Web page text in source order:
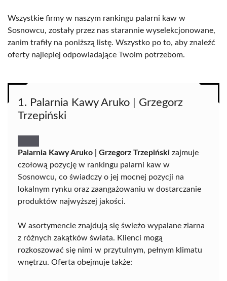
Wszystkie firmy w naszym rankingu palarni kaw w
Sosnowcu, zostały przez nas starannie wyselekcjonowane,
zanim trafiły na poniższą listę. Wszystko po to, aby znaleźć
oferty najlepiej odpowiadające Twoim potrzebom.
1. Palarnia Kawy Aruko | Grzegorz
Trzepiński
Palarnia Kawy Aruko | Grzegorz Trzepiński zajmuje
czołową pozycję w rankingu palarni kaw w
Sosnowcu, co świadczy o jej mocnej pozycji na
lokalnym rynku oraz zaangażowaniu w dostarczanie
produktów najwyższej jakości.
W asortymencie znajdują się świeżo wypalane ziarna
z różnych zakątków świata. Klienci mogą
rozkoszować się nimi w przytulnym, pełnym klimatu
wnętrzu. Oferta obejmuje także: